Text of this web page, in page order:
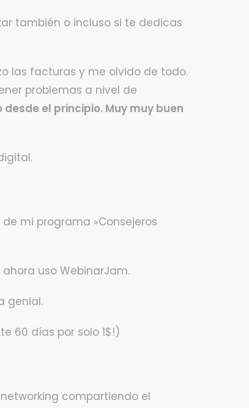
también o incluso si te dedicas
las facturas y me olvido de todo.
problemas a nivel de
el principio. Muy muy buen
mi programa «Consejeros
uso WebinarJam.
genial.
60 días por solo 1$!)
compartiendo el